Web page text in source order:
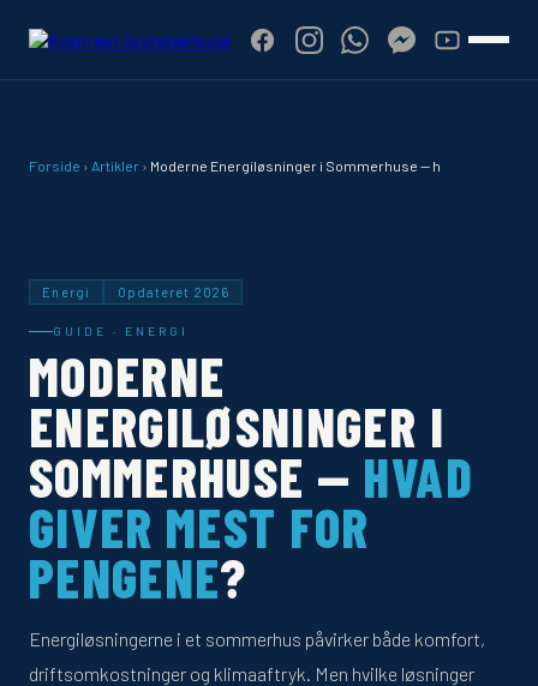
Forside › Artikler › Moderne Energiløsninger i Sommerhuse — h
Energi Opdateret 2026
GUIDE · ENERGI
MODERNE
ENERGILØSNINGER I
SOMMERHUSE — HVAD
GIVER MEST FOR
PENGENE?
Energiløsningerne i et sommerhus påvirker både komfort,
driftsomkostninger og klimaaftryk. Men hvilke løsninger